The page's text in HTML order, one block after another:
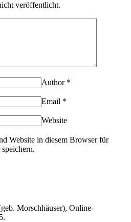
veröffentlicht.
Author *
Email *
Website
Website in diesem Browser für
Morschhäuser), Online-